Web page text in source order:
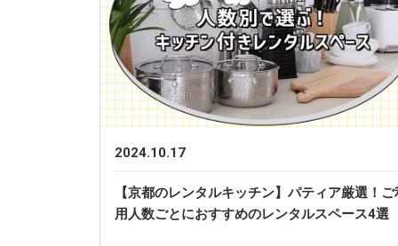
2024.10.17
【京都のレンタルキッチン】パティア厳選！ご
用人数ごとにおすすめのレンタルスペース4選